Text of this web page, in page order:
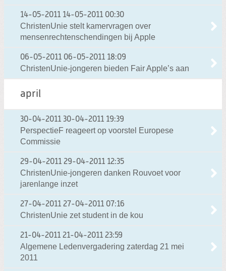
14-05-2011 14-05-2011 00:30
ChristenUnie stelt kamervragen over
mensenrechtenschendingen bij Apple
06-05-2011 06-05-2011 18:09
ChristenUnie-jongeren bieden Fair Apple’s aan
april
30-04-2011 30-04-2011 19:39
PerspectieF reageert op voorstel Europese
Commissie
29-04-2011 29-04-2011 12:35
ChristenUnie-jongeren danken Rouvoet voor
jarenlange inzet
27-04-2011 27-04-2011 07:16
ChristenUnie zet student in de kou
21-04-2011 21-04-2011 23:59
Algemene Ledenvergadering zaterdag 21 mei
2011